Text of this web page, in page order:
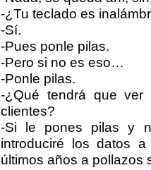
-¿Tu teclado es
-Sí.
-Pues ponle pilas.
-Pero si no es eso…
-Ponle pilas.
-¿Qué tendrá que
clientes?
-Si le pones pilas y
introduciré los datos
últimos años a pollazos